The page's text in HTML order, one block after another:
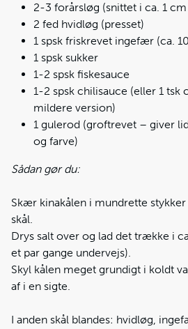
2-3 forårsløg (snittet i ca. 1
2 fed hvidløg (presset)
1 spsk friskrevet ingefær (ca.
1 spsk sukker
1-2 spsk fiskesauce
1-2 spsk chilisauce (eller 1 tsk
mildere version)
1 gulerod (groftrevet – giver
og farve)
Sådan gør du:
Skær kinakålen i mundrette
skål.
Drys salt over og lad det trække i
et par gange undervejs).
Skyl kålen meget grundigt i koldt
af i en sigte.
I anden skål blandes: hvidløg,